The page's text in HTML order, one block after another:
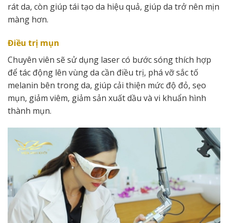
rát da, còn giúp tái tạo da hiệu quả, giúp da trở nên mịn
màng hơn.
Điều trị mụn
Chuyên viên sẽ sử dụng laser có bước sóng thích hợp
để tác động lên vùng da cần điều trị, phá vỡ sắc tố
melanin bên trong da, giúp cải thiện mức độ đỏ, sẹo
mụn, giảm viêm, giảm sản xuất dầu và vi khuẩn hình
thành mụn.